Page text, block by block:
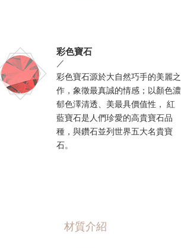
彩色寶石
／
彩色寶石源於大自然巧手的美麗之
作，象徵最真誠的情感；以顏色濃
郁色澤清透、美最具價值性， 紅
藍寶石是人們珍愛的高貴寶石品
種，與鑽石並列世界五大名貴寶
石。
材質介紹